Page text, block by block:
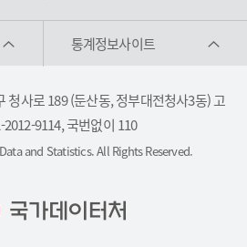
통계정보사이트
청사로 189 (둔산동, 정부대전청사3동) 고
2012-9114, 국번없이 110
and Statistics. All Rights Reserved.